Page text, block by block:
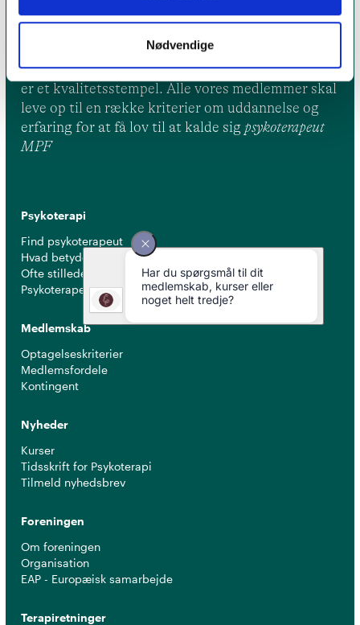
Nødvendige
Et medlemskab af Dansk Psykoterapeutforening
er et kvalitetsstempel. Alle vores medlemmer skal
leve op til en række kriterier om uddannelse og
erfaring for at få lov til at kalde sig psykoterapeut
MPF
Psykoterapi
Find psykoterapeut
Hvad betyder titlen 'psykoterapeut MPF' ?
Ofte stillede spørgsmål
Psykoterapeuter nær dig
Medlemskab
Optagelseskriterier
Medlemsfordele
Kontingent
Nyheder
Kurser
Tidsskrift for Psykoterapi
Tilmeld nyhedsbrev
Foreningen
Om foreningen
Organisation
EAP - Europæisk samarbejde
Terapiretninger